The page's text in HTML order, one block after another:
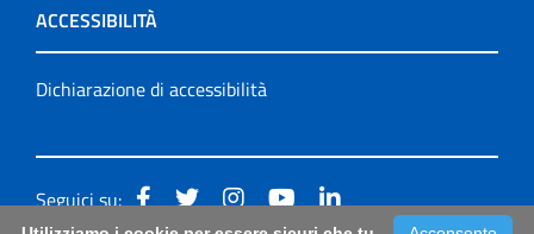
ACCESSIBILITÀ
Dichiarazione di accessibilità
Seguici su: